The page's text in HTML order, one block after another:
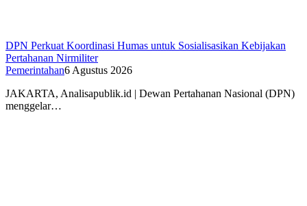
DPN Perkuat Koordinasi Humas untuk Sosialisasikan Kebijakan
Pertahanan Nirmiliter
Pemerintahan6 Agustus 2026
JAKARTA, Analisapublik.id | Dewan Pertahanan Nasional (DPN)
menggelar…